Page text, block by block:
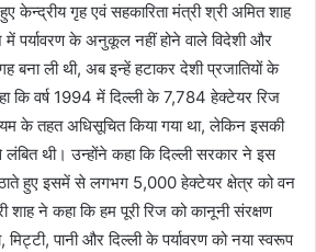
केन्द्रीय गृह एवं सहकारिता मंत्री श्री अमित शाह
में पर्यावरण के अनुकूल नहीं होने वाले विदेशी और
बना ली थी, अब इन्हें हटाकर देशी प्रजातियों के
कि वर्ष 1994 में दिल्ली के 7,784 हेक्टेयर रिज
के तहत अधिसूचित किया गया था, लेकिन इसकी
थी। उन्होंने कहा कि दिल्ली सरकार ने इस
हुए इसमें से लगभग 5,000 हेक्टेयर क्षेत्र को वन
शाह ने कहा कि हम पूरी रिज को कानूनी संरक्षण
पानी और दिल्ली के पर्यावरण को नया स्वरूप